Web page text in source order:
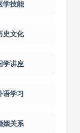
学技能
史文化
学讲座
语学习
姻关系